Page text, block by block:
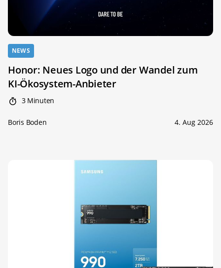
NEWS
Honor: Neues Logo und der Wandel zum
KI-Ökosystem-Anbieter
3 Minuten
Boris Boden 4. Aug 2026